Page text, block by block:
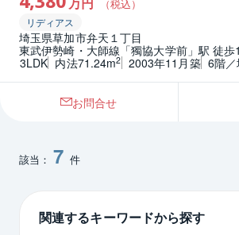
万円 （税込）
リディアス
埼玉県草加市弁天１丁目
東武伊勢崎・大師線「獨協大学前」駅 徒歩
3LDK 内法71.24m2 2003年11月築 6階
お問合せ
該当： 7 件
関連するキーワードから探す